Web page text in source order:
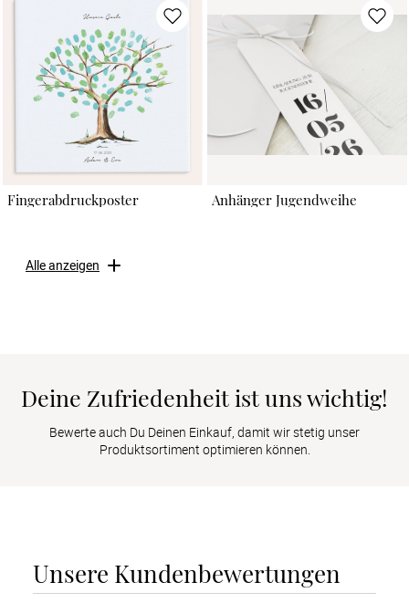
Fingerabdruckposter Anhänger Jugendweihe
Alle anzeigen
Deine Zufriedenheit ist uns wichtig!
Bewerte auch Du Deinen Einkauf, damit wir stetig unser
Produktsortiment optimieren können.
Unsere Kundenbewertungen